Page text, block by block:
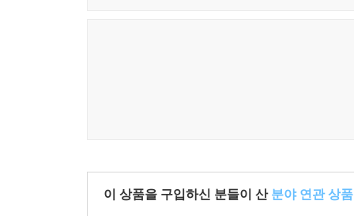
이 상품을 구입하신 분들이 산 분야 연관 상품